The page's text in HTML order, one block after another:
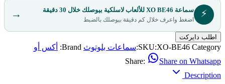
⚡ سماعة XO BE46 للألعاب لاسلكية بيوصلك خلال 30 دقيقة
اضغط واعرف خلال كم دقيقة بيوصلك بالضبط →
اطلب دايركت
SKU:XO-BE46 Category: سماعات بلوتوث Brand:
أكس أو
Share:
Share on Whatsapp
Description